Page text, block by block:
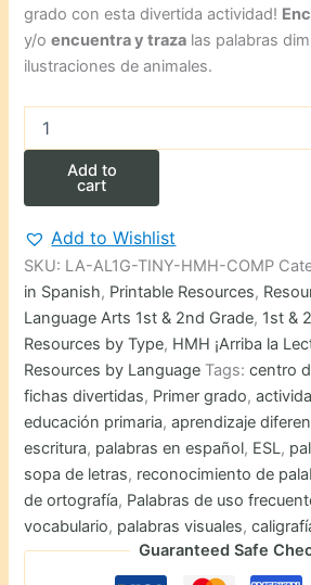
$11.98.$9.99.
grado con esta divertida actividad!
y/oencuentra y traza las palabras
ilustraciones de animales.
escribe
traza
palabras
de
la
semana
Primer
Grado
quantity
Add to
cart
Add to Wishlist
SKU: LA-AL1G-TINY-HMH-COMP
in Spanish, Printable Resources,
Language Arts 1st & 2nd Grade, 1st &
Resources by Type, HMH ¡Arriba la
Resources by Language Tags:centro
fichas divertidas, Primer grado,
educación primaria,aprendizaje
escritura, palabras en español, ESL,
sopa de letras, reconocimiento de
de ortografía, Palabras de uso
vocabulario, palabras visuales,
Guaranteed Safe